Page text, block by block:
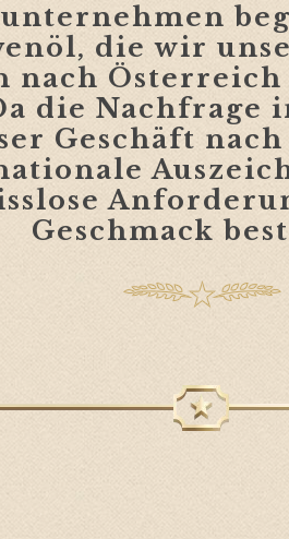
die wir
nach
die Nachfrage
Geschäft
Geschmack